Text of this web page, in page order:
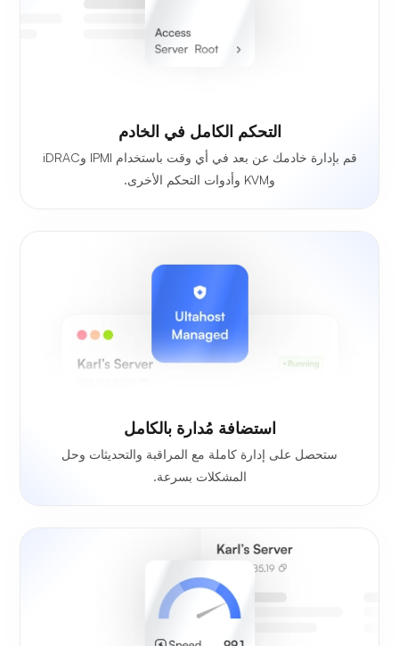
التحكم الكامل في الخادم
قم بإدارة خادمك عن بعد في أي وقت باستخدام IPMI وiDRAC
وKVM وأدوات التحكم الأخرى.
استضافة مُدارة بالكامل
ستحصل على إدارة كاملة مع المراقبة والتحديثات وحل
المشكلات بسرعة.